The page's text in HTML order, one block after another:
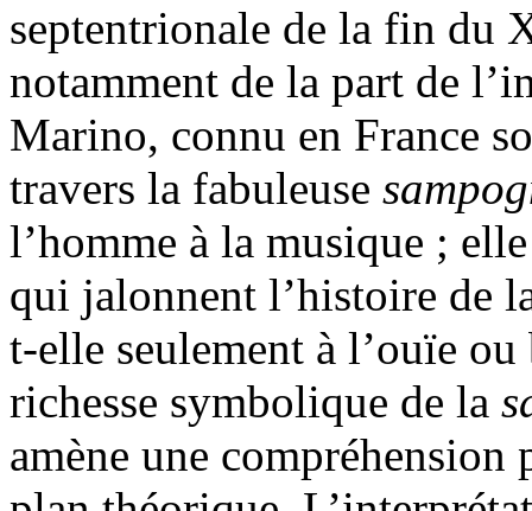
septentrionale de la fin du
notamment de la part de
Marino, connu en France
travers la fabuleuse
l’homme à la musique ;
qui jalonnent l’histoire de
t-elle seulement à l’ouïe
richesse symbolique de la
amène une